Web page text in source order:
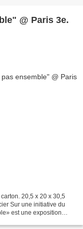
@ Paris 3e.
20,5 x 20 x 30,5
Sur une initiative du
est une exposition